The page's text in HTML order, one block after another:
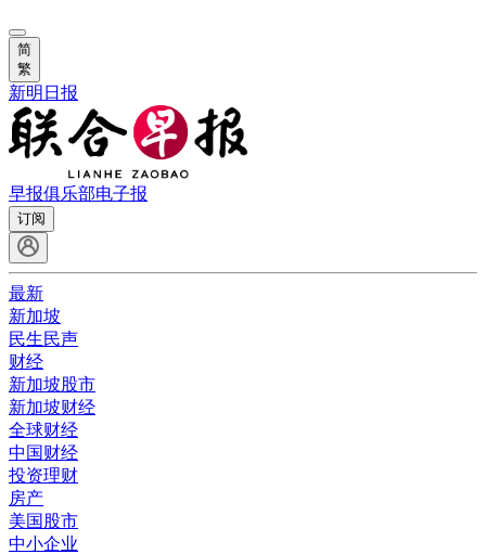
简
繁
新明日报
早报俱乐部电子报
订阅
最新
新加坡
民生民声
财经
新加坡股市
新加坡财经
全球财经
中国财经
投资理财
房产
美国股市
中小企业